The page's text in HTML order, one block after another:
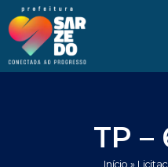
conteúdo
para
conteúdo
TP –
Início »